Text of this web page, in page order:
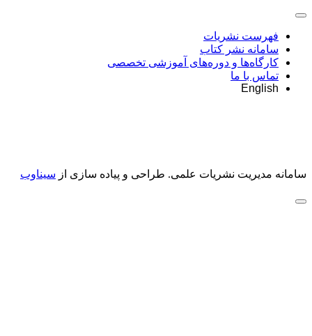
فهرست نشریات
سامانه نشر کتاب
کارگاه‌ها و دوره‌های آموزشی تخصصی
تماس با ما
English
سامانه مدیریت نشریات علمی. طراحی و پیاده سازی از سیناوب